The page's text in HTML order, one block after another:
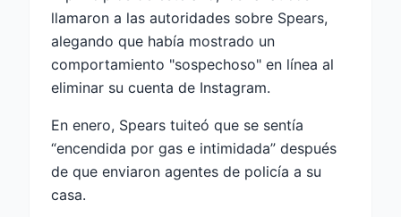
llamaron a las autoridades sobre Spears,
alegando que había mostrado un
comportamiento "sospechoso" en línea al
eliminar su cuenta de Instagram.
En enero, Spears tuiteó que se sentía
“encendida por gas e intimidada” después
de que enviaron agentes de policía a su
casa.